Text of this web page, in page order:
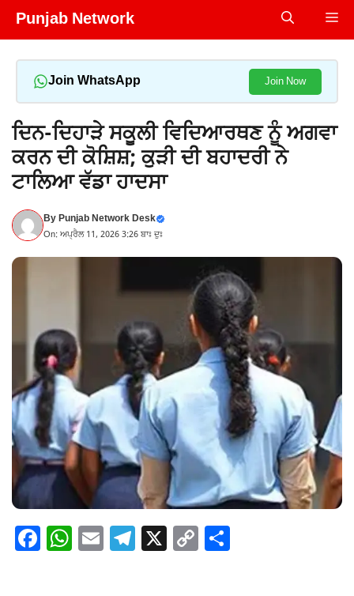
Skip
Punjab Network
Join WhatsApp Join Now
ਦਿਨ-ਦਿਹਾੜੇ ਸਕੂਲੀ ਵਿਦਿਆਰਥਣ ਨੂੰ ਅਗਵਾ
ਕਰਨ ਦੀ ਕੋਸ਼ਿਸ਼; ਕੁੜੀ ਦੀ ਬਹਾਦਰੀ ਨੇ
ਟਾਲਿਆ ਵੱਡਾ ਹਾਦਸਾ
ByPunjab Network Desk
On: ਅਪ੍ਰੈਲ 11, 2026 3:26 ਬਾਃ ਦੁਃ
F W E T X C